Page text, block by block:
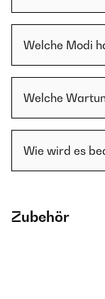
Welche Modi
Welche
Wie wird es
Zubehör